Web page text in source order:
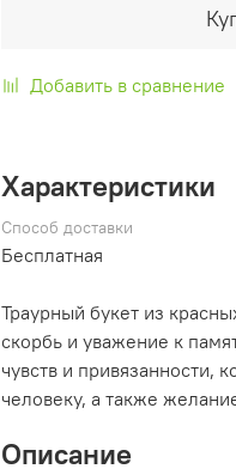
Добавить в сравнение
Характеристики
Способ доставки
Бесплатная
Траурный букет из
скорбь и уважение к
чувств и привязанности,
человеку, а также
Описание